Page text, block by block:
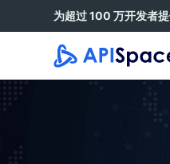
容
为超过 100 万开发者